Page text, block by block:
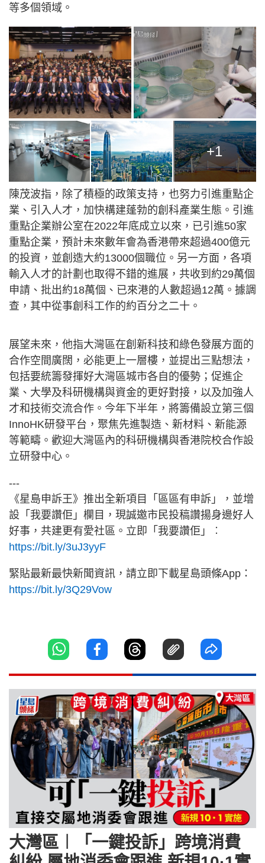
等多個領域。
+1
陳茂波指，除了積極的政策支持，也努力引進重點企
業、引入人才，加快構建蓬勃的創科產業生態。引進
重點企業辦公室在2022年底成立以來，已引進50家
重點企業，預計未來數年會為香港帶來超過400億元
的投資，並創造大約13000個職位。另一方面，各項
輸入人才的計劃也取得不錯的進展，共收到約29萬個
申請、批出約18萬個、已來港的人數超過12萬。據調
查，其中從事創科工作的約百分之二十。
展望未來，他指大灣區在創新科技和綠色發展方面的
合作空間廣闊，必能更上一層樓，並提出三點想法，
包括要統籌發揮好大灣區城市各自的優勢；促進企
業、大學及科研機構與資金的更好對接，以及加強人
才和技術交流合作。今年下半年，將籌備設立第三個
InnoHK研發平台，聚焦先進製造、新材料、新能源
等範疇。歡迎大灣區內的科研機構與香港院校合作設
立研發中心。
---
《星島申訴王》推出全新項目「區區有申訴」，並增
設「我要讚佢」欄目，現誠邀市民投稿讚揚身邊好人
好事，共建更有愛社區。立即「我要讚佢」︰
https://bit.ly/3uJ3yyF
緊貼最新最快新聞資訊，請立即下載星島頭條App：
https://bit.ly/3Q29Vow
大灣區︱「一鍵投訴」跨境消費